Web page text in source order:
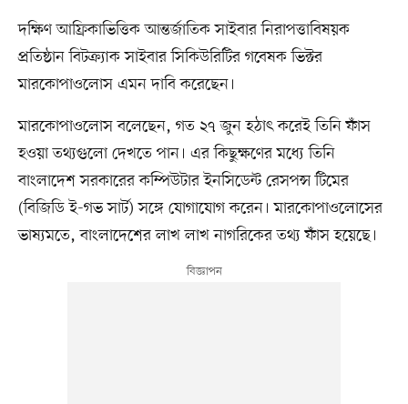
দক্ষিণ আফ্রিকাভিত্তিক আন্তর্জাতিক সাইবার নিরাপত্তাবিষয়ক
প্রতিষ্ঠান বিটক্র্যাক সাইবার সিকিউরিটির গবেষক ভিক্টর
মারকোপাওলোস এমন দাবি করেছেন।
মারকোপাওলোস বলেছেন, গত ২৭ জুন হঠাৎ করেই তিনি ফাঁস
হওয়া তথ্যগুলো দেখতে পান। এর কিছুক্ষণের মধ্যে তিনি
বাংলাদেশ সরকারের কম্পিউটার ইনসিডেন্ট রেসপন্স টিমের
(বিজিডি ই-গভ সার্ট) সঙ্গে যোগাযোগ করেন। মারকোপাওলোসের
ভাষ্যমতে, বাংলাদেশের লাখ লাখ নাগরিকের তথ্য ফাঁস হয়েছে।